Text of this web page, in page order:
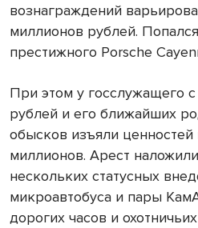
вознаграждений
миллионов рублей.
престижного Porsche
При этом у госслужащего
рублей и его ближайших
обысков изъяли ценностей
миллионов. Арест
нескольких статусных
микроавтобуса и пары
дорогих часов и